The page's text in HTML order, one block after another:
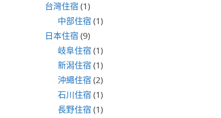
台灣住宿 (1)
中部住宿 (1)
日本住宿 (9)
岐阜住宿 (1)
新潟住宿 (1)
沖繩住宿 (2)
石川住宿 (1)
長野住宿 (1)